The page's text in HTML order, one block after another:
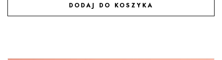
DODAJ DO KOSZYKA
DODAJ DO ULUBIONYCH